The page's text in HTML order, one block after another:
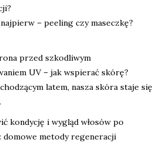
najpierw – peeling czy maseczkę?
przed szkodliwym
UV – jak wspierać skórę?
latem, nasza skóra staje się
kondycję i wygląd włosów po
domowe metody regeneracji